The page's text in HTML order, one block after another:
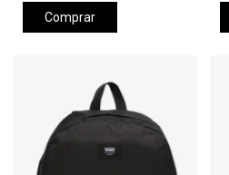
Comprar